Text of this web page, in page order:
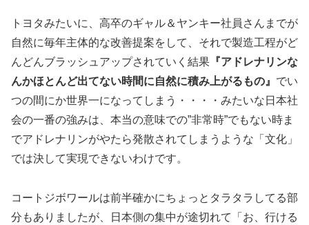
トヨタみたいに、高卒のギャル＆ヤンキー社員さんまでが
自然に毎年主体的な改善提案をして、それで製造工程がど
んどんブラッシュアップされていく結果 『アドレナリンな
んかほとんど出てない時間に自然に積み上がるもの』 でい
つの間にか世界一になってしまう・・・・みたいな日本社
会の一番の強みは、本当の意味での”非常時”でもない時ま
でアドレナリンがやたら発散されてしまうような「文化」
では決して実現できないわけです。
コートジボワールは前半確かにちょっとタラタラしてる部
分もありましたが、日本側の集中が途切れて「お、行ける